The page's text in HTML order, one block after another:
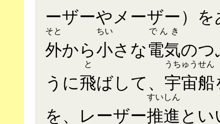
ーザーやメーザー）
外
そと
から小
ちい
さな電気
でんき
の
うに飛
と
ばして、 宇宙船
うちゅうせん
を、レーザー推進
すいしん
と